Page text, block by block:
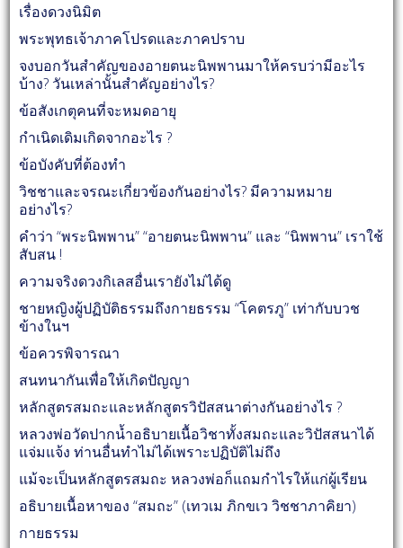
เรื่องดวงนิมิต
พระพุทธเจ้าภาคโปรดและภาคปราบ
จงบอกวันสำคัญของอายตนะนิพพานมาให้ครบว่ามีอะไร
บ้าง? วันเหล่านั้นสำคัญอย่างไร?
ข้อสังเกตุคนที่จะหมดอายุ
กำเนิดเดิมเกิดจากอะไร ?
ข้อบังคับที่ต้องทำ
วิชชาและจรณะเกี่ยวข้องกันอย่างไร? มีความหมาย
อย่างไร?
คำว่า “พระนิพพาน” “อายตนะนิพพาน” และ “นิพพาน” เราใช้
สับสน !
ความจริงดวงกิเลสอื่นเรายังไม่ได้ดู
ชายหญิงผู้ปฏิบัติธรรมถึงกายธรรม “โคตรภู” เท่ากับบวช
ข้างในฯ
ข้อควรพิจารณา
สนทนากันเพื่อให้เกิดปัญญา
หลักสูตรสมถะและหลักสูตรวิปัสสนาต่างกันอย่างไร ?
หลวงพ่อวัดปากน้ำอธิบายเนื้อวิชาทั้งสมถะและวิปัสสนาได้
แจ่มแจ้ง ท่านอื่นทำไม่ได้เพราะปฏิบัติไม่ถึง
แม้จะเป็นหลักสูตรสมถะ หลวงพ่อก็แถมกำไรให้แก่ผู้เรียน
อธิบายเนื้อหาของ “สมถะ” (เทวเม ภิกขเว วิชชาภาคิยา)
กายธรรม